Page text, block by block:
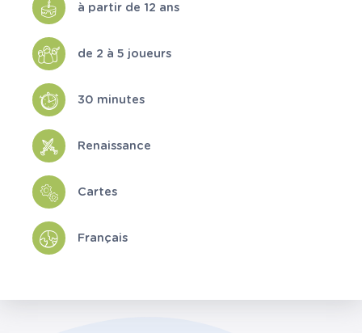
à partir de 12 ans
de 2 à 5 joueurs
30 minutes
Renaissance
Cartes
Français